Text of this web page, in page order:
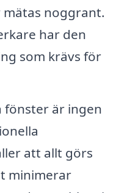
noggrant.
har den
som krävs för
fönster är ingen
att allt görs
minimerar